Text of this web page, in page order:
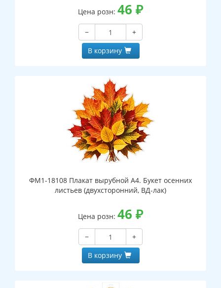
Цена розн: 46 ₽
−
+
В корзину
ФМ1-18108 Плакат вырубной А4. Букет осенних
листьев (двухсторонний, ВД-лак)
Цена розн: 46 ₽
−
+
В корзину